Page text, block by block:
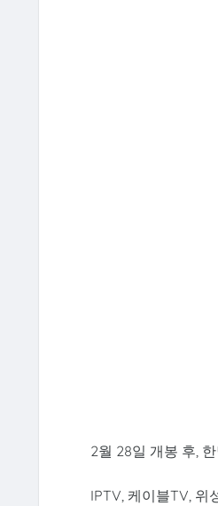
2월 28일 개봉 후,
IPTV, 케이블TV, 위